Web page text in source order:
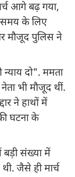
आगे बढ़ गया,
समय के लिए
मौजूद पुलिस ने
न्याय दो". ममता
भी मौजूद थीं.
ने हाथों में
घटना के
बड़ी संख्या में
जैसे ही मार्च